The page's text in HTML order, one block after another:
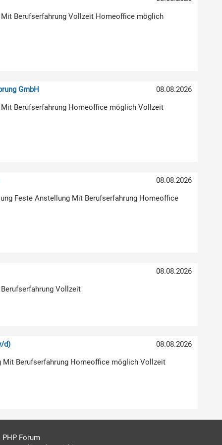
Berufserfahrung Vollzeit Homeoffice möglich
08.08.2026
GmbH
Berufserfahrung Homeoffice möglich Vollzeit
08.08.2026
Feste Anstellung Mit Berufserfahrung Homeoffice
08.08.2026
Vollzeit
08.08.2026
d)
Mit Berufserfahrung Homeoffice möglich Vollzeit
PHP Forum